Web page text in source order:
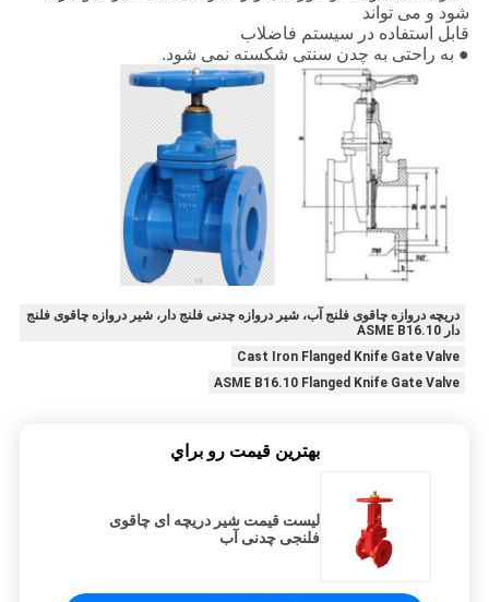
شود و می تواند
قابل استفاده در سیستم فاضلاب
● به راحتی به چدن سنتی شکسته نمی شود.
دریچه دروازه چاقوی فلنج آب، شیر دروازه چدنی فلنج دار، شیر دروازه چاقوی فلنج
دار ASME B16.10
Cast Iron Flanged Knife Gate Valve
ASME B16.10 Flanged Knife Gate Valve
بهترين قيمت رو براي
لیست قیمت شیر ​​دریچه ای چاقوی
فلنجی چدنی آب